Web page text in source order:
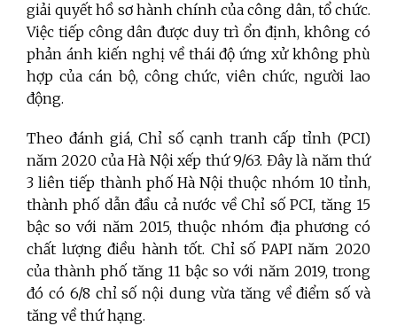
giải quyết hồ sơ hành chính của công dân, tổ chức.
Việc tiếp công dân được duy trì ổn định, không có
phản ánh kiến nghị về thái độ ứng xử không phù
hợp của cán bộ, công chức, viên chức, người lao
động.
Theo đánh giá, Chỉ số cạnh tranh cấp tỉnh (PCI)
năm 2020 của Hà Nội xếp thứ 9/63. Đây là năm thứ
3 liên tiếp thành phố Hà Nội thuộc nhóm 10 tỉnh,
thành phố dẫn đầu cả nước về Chỉ số PCI, tăng 15
bậc so với năm 2015, thuộc nhóm địa phương có
chất lượng điều hành tốt. Chỉ số PAPI năm 2020
của thành phố tăng 11 bậc so với năm 2019, trong
đó có 6/8 chỉ số nội dung vừa tăng về điểm số và
tăng về thứ hạng.